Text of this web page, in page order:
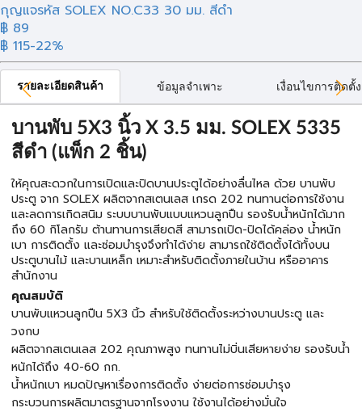
กุญแจรหัส SOLEX NO.C33 30 มม. สีดำ
฿ 89
฿ 115-22%
รายละเอียดสินค้า ข้อมูลจำเพาะ เงื่อนไขการติดตั้ง
บานพับ 5X3 นิ้ว X 3.5 มม. SOLEX 5335
สีดำ (แพ็ก 2 ชิ้น)
ให้คุณสะดวกในการเปิดและปิดบานประตูได้อย่างลื่นไหล ด้วย บานพับ
ประตู จาก SOLEX ผลิตจากสเตนเลส เกรด 202 ทนทานต่อการใช้งาน
และลดการเกิดสนิม ระบบบานพับแบบแหวนลูกปืน รองรับน้ำหนักได้มาก
ถึง 60 กิโลกรัม ต้านทานการเสียดสี สามารถเปิด-ปิดได้คล่อง น้ำหนัก
เบา การติดตั้ง และซ่อมบำรุงจึงทำได้ง่าย สามารถใช้ติดตั้งได้ทั้งบน
ประตูบานไม้ และบานเหล็ก เหมาะสำหรับติดตั้งภายในบ้าน หรืออาคาร
สำนักงาน
คุณสมบัติ
บานพับแหวนลูกปืน 5X3 นิ้ว สำหรับใช้ติดตั้งระหว่างบานประตู และ
วงกบ
ผลิตจากสเตนเลส 202 คุณภาพสูง ทนทานไม่บิ่นเสียหายง่าย รองรับน้ำ
หนักได้ถึง 40-60 กก.
น้ำหนักเบา หมดปัญหาเรื่องการติดตั้ง ง่ายต่อการซ่อมบำรุง
กระบวนการผลิตมาตรฐานจากโรงงาน ใช้งานได้อย่างมั่นใจ